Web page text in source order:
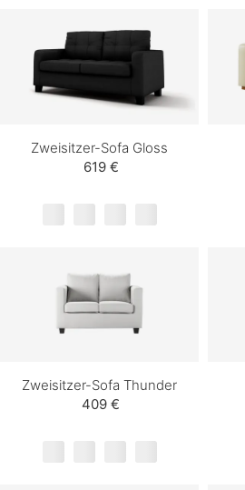
Zweisitzer-Sofa Gloss
619 €
Zweisitzer-Sofa Thunder
409 €